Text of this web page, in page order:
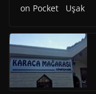
on Pocket Uşak